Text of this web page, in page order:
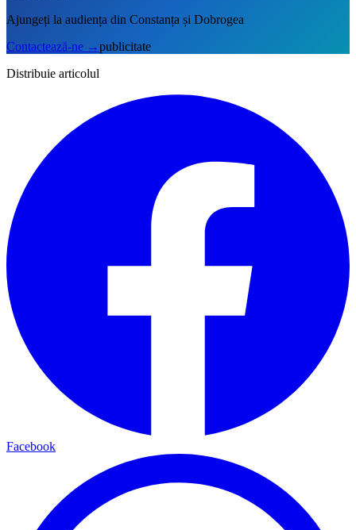
Ajungeți la audiența din Constanța și Dobrogea
Contactează-ne →publicitate
Distribuie articolul
Facebook